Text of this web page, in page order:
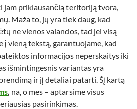
jam priklausančią teritoriją tvora,
Maža to, jų yra tiek daug, kad
ne vienos valandos, tad jei visą
vieną tekstą, garantuojame, kad
informacijos neperskaitys iki
išmintingesnis variantas yra
ir jį detaliai patarti. Šį kartą
, na, o mes – aptarsime visus
pasirinkimas.